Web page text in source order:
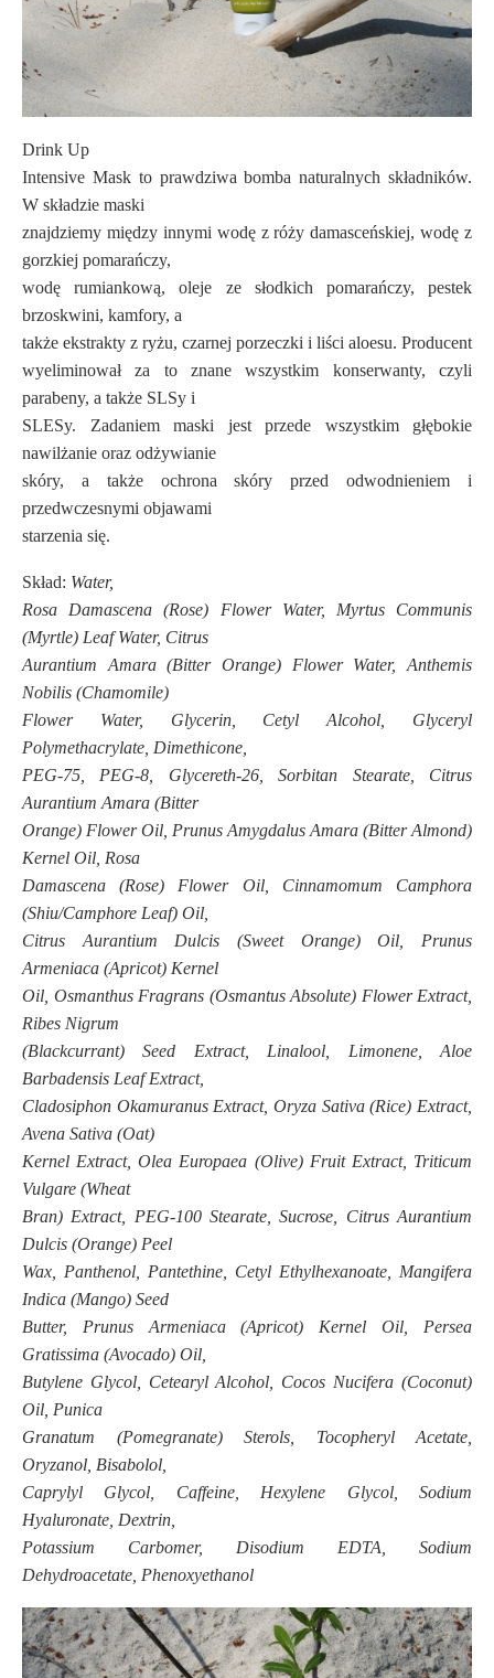
Drink Up
Intensive Mask to prawdziwa bomba naturalnych składników.
W składzie maski
znajdziemy między innymi wodę z róży damasceńskiej, wodę z
gorzkiej pomarańczy,
wodę rumiankową, oleje ze słodkich pomarańczy, pestek
brzoskwini, kamfory, a
także ekstrakty z ryżu, czarnej porzeczki i liści aloesu. Producent
wyeliminował za to znane wszystkim konserwanty, czyli
parabeny, a także SLSy i
SLESy. Zadaniem maski jest przede wszystkim głębokie
nawilżanie oraz odżywianie
skóry, a także ochrona skóry przed odwodnieniem i
przedwczesnymi objawami
starzenia się.
Skład: Water,
Rosa Damascena (Rose) Flower Water, Myrtus Communis
(Myrtle) Leaf Water, Citrus
Aurantium Amara (Bitter Orange) Flower Water, Anthemis
Nobilis (Chamomile)
Flower Water, Glycerin, Cetyl Alcohol, Glyceryl
Polymethacrylate, Dimethicone,
PEG-75, PEG-8, Glycereth-26, Sorbitan Stearate, Citrus
Aurantium Amara (Bitter
Orange) Flower Oil, Prunus Amygdalus Amara (Bitter Almond)
Kernel Oil, Rosa
Damascena (Rose) Flower Oil, Cinnamomum Camphora
(Shiu/Camphore Leaf) Oil,
Citrus Aurantium Dulcis (Sweet Orange) Oil, Prunus
Armeniaca (Apricot) Kernel
Oil, Osmanthus Fragrans (Osmantus Absolute) Flower Extract,
Ribes Nigrum
(Blackcurrant) Seed Extract, Linalool, Limonene, Aloe
Barbadensis Leaf Extract,
Cladosiphon Okamuranus Extract, Oryza Sativa (Rice) Extract,
Avena Sativa (Oat)
Kernel Extract, Olea Europaea (Olive) Fruit Extract, Triticum
Vulgare (Wheat
Bran) Extract, PEG-100 Stearate, Sucrose, Citrus Aurantium
Dulcis (Orange) Peel
Wax, Panthenol, Pantethine, Cetyl Ethylhexanoate, Mangifera
Indica (Mango) Seed
Butter, Prunus Armeniaca (Apricot) Kernel Oil, Persea
Gratissima (Avocado) Oil,
Butylene Glycol, Cetearyl Alcohol, Cocos Nucifera (Coconut)
Oil, Punica
Granatum (Pomegranate) Sterols, Tocopheryl Acetate,
Oryzanol, Bisabolol,
Caprylyl Glycol, Caffeine, Hexylene Glycol, Sodium
Hyaluronate, Dextrin,
Potassium Carbomer, Disodium EDTA, Sodium
Dehydroacetate, Phenoxyethanol